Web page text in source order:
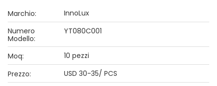
Marchio:
InnoLux
Numero
Modello:
YT080C001
Moq:
10 pezzi
Prezzo:
USD 30-35/ PCS